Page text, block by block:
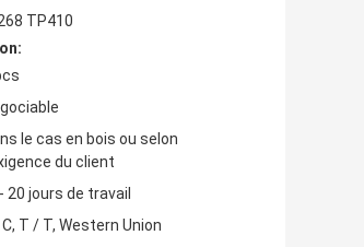
TP410
le cas en bois ou selon
du client
20 jours de travail
C, T / T, Western Union